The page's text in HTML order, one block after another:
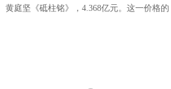
庭坚《砥柱铭》，4.368亿元。这一价格的